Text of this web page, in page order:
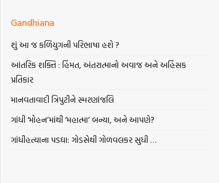
Gandhiana
શું આ જ કળિયુગની પરિભાષા હશે ?
આંતરિક શક્તિ : હિંમત, અંતરાત્માનો અવાજ અને અહિંસક
પ્રતિકાર
માનવતાવાદી ત્રિપુટીને સ્મરણાંજલિ
ગાંધી ‘મોહન’માંથી ‘મહાત્મા’ બન્યા, અને આપણે?
ગાંધીહત્યાના પડઘા: ગોડસેથી ગોળવલકર સુધી …